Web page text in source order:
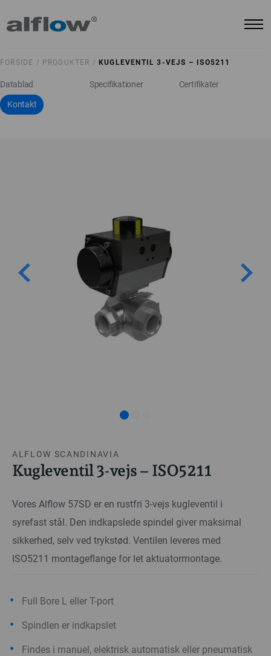
FORSIDE / PRODUKTER / KUGLEVENTIL 3-VEJS – ISO5211
Datablad Specifikationer Certifikater
Kontakt
ALFLOW SCANDINAVIA
Kugleventil 3-vejs – ISO5211
Vores Alflow 57SD er en rustfri 3-vejs kugleventil i
syrefast stål. Den indkapslede spindel giver maksimal
sikkerhed, selv ved trykstød. Ventilen leveres med
ISO5211 montageflange for let aktuatormontage.
Full Bore L eller T-port
Spindlen er indkapslet
Findes i manuel, elektrisk automatisk eller pneumatisk